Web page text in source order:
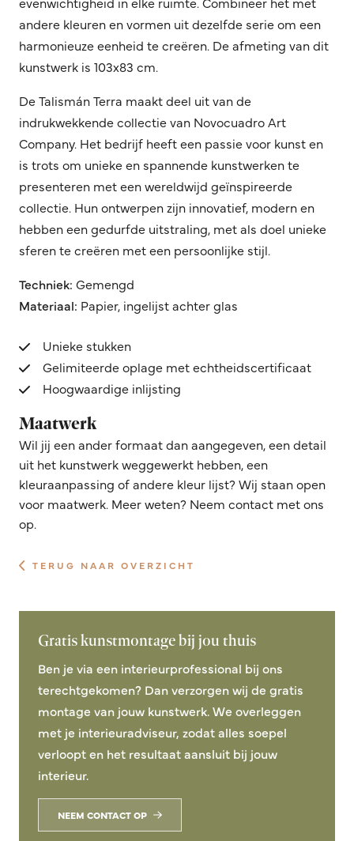
andere kleuren en vormen uit dezelfde serie om een
harmonieuze eenheid te creëren. De afmeting van dit
kunstwerk is 103x83 cm.
De Talismán Terra maakt deel uit van de
indrukwekkende collectie van Novocuadro Art
Company. Het bedrijf heeft een passie voor kunst en
is trots om unieke en spannende kunstwerken te
presenteren met een wereldwijd geïnspireerde
collectie. Hun ontwerpen zijn innovatief, modern en
hebben een gedurfde uitstraling, met als doel unieke
sferen te creëren met een persoonlijke stijl.
Techniek: Gemengd
Materiaal: Papier, ingelijst achter glas
Unieke stukken
Gelimiteerde oplage met echtheidscertificaat
Hoogwaardige inlijsting
Maatwerk
Wil jij een ander formaat dan aangegeven, een detail
uit het kunstwerk weggewerkt hebben, een
kleuraanpassing of andere kleur lijst? Wij staan open
voor maatwerk. Meer weten? Neem contact met ons
op.
TERUG NAAR OVERZICHT
Gratis kunstmontage bij jou thuis
Ben je via een interieurprofessional bij ons
terechtgekomen? Dan verzorgen wij de gratis
montage van jouw kunstwerk. We overleggen
met je interieuradviseur, zodat alles soepel
verloopt en het resultaat aansluit bij jouw
interieur.
NEEM CONTACT OP